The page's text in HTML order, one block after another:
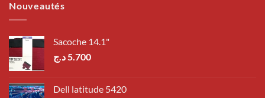
Nouveautés
Sacoche 14.1"
5.700د.ج
Dell latitude 5420